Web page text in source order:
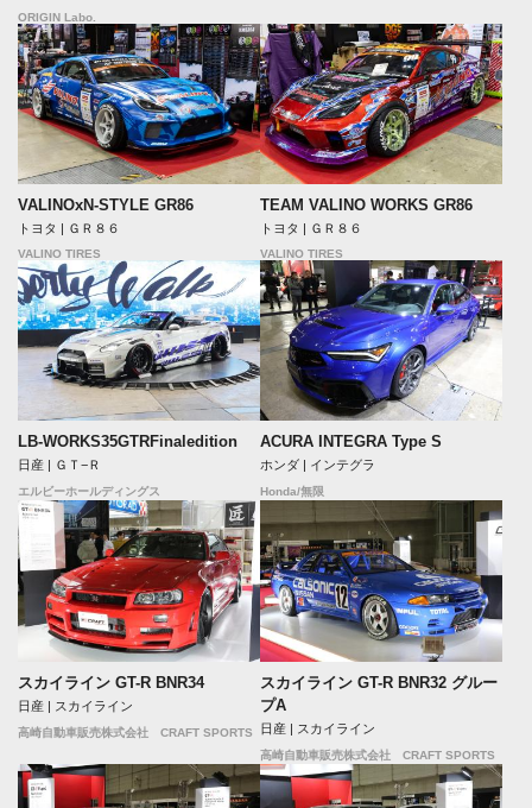
ORIGIN Labo.
VALINOxN-STYLE GR86
トヨタ | ＧＲ８６
VALINO TIRES
TEAM VALINO WORKS GR86
トヨタ | ＧＲ８６
VALINO TIRES
LB-WORKS35GTRFinaledition
日産 | ＧＴ−Ｒ
エルビーホールディングス
ACURA INTEGRA Type S
ホンダ | インテグラ
Honda/無限
スカイライン GT-R BNR34
日産 | スカイライン
高崎自動車販売株式会社 CRAFT SPORTS
スカイライン GT-R BNR32 グルー
プA
日産 | スカイライン
高崎自動車販売株式会社 CRAFT SPORTS